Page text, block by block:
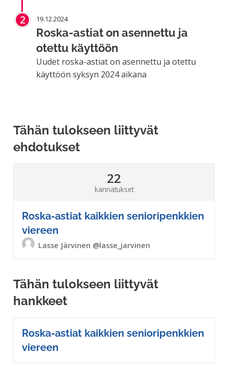
2 19.12.2024
Roska-astiat on asennettu ja
otettu käyttöön
Uudet roska-astiat on asennettu ja otettu
käyttöön syksyn 2024 aikana
Tähän tulokseen liittyvät
ehdotukset
Roska-astiat kaikkien senioripenkkien
viereen
Lasse Järvinen @lasse_jarvinen
22
kannatukset
Tähän tulokseen liittyvät
hankkeet
Roska-astiat kaikkien senioripenkkien
viereen